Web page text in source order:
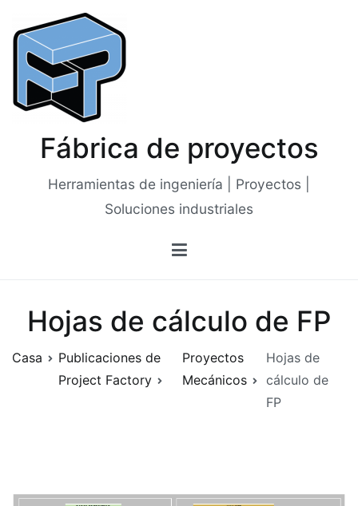
contenido
Fábrica de proyectos
Herramientas de ingeniería | Proyectos |
Soluciones industriales
Hojas de cálculo de FP
Casa
Publicaciones de
Project Factory
Proyectos
Mecánicos
Hojas de
cálculo de
FP